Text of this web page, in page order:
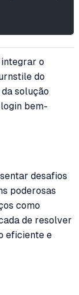
o
do
solução
bem-
desafios
poderosas
como
de resolver
eficiente e